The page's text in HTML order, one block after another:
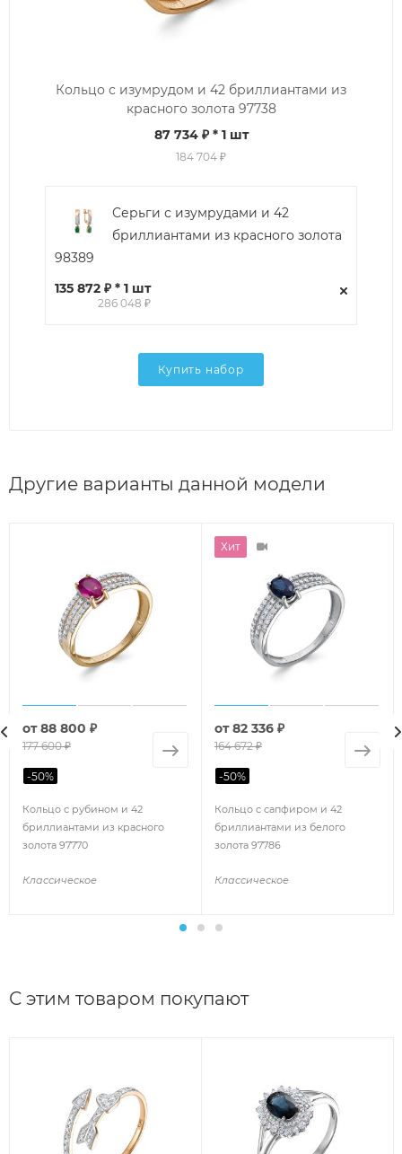
Кольцо с изумрудом и 42 бриллиантами из
красного золота 97738
87 734 ₽* 1 шт
184 704 ₽
Серьги с изумрудами и 42
бриллиантами из красного золота
98389
135 872 ₽ * 1 шт
286 048 ₽
Купить набор
Другие варианты данной модели
Кольцо с рубином и 42
бриллиантами из красного
золота 97770
Классическое
от88 800 ₽
177 600 ₽
-50%
Хит
Кольцо с сапфиром и 42
бриллиантами из белого
золота 97786
Классическое
от82 336 ₽
164 672 ₽
-50%
С этим товаром покупают